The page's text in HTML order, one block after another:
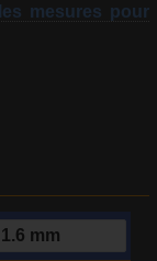
mesures pour